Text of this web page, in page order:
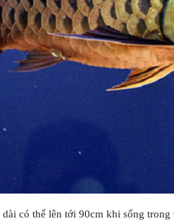
có thể lên tới 90cm khi sống